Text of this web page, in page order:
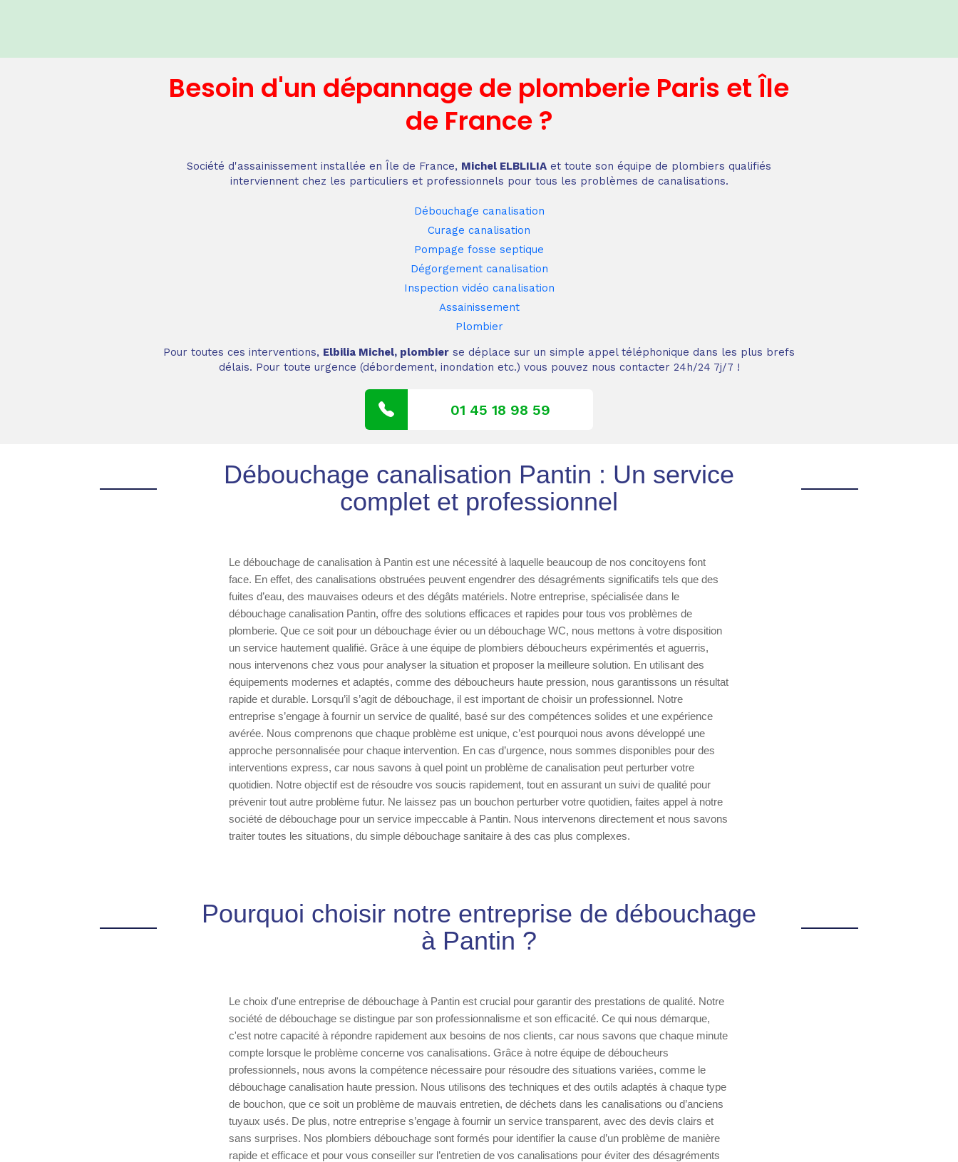
Besoin d'un dépannagede plomberie Paris et Île
de France?
Société d'assainissement installée en Île de France, Michel ELBLILIA et toute son équipe de plombiers qualifiés
interviennent chez les particuliers et professionnels pour tous les problèmes de canalisations.
Débouchage canalisation
Curage canalisation
Pompage fosse septique
Dégorgement canalisation
Inspection vidéo canalisation
Assainissement
Plombier
Pour toutes ces interventions, Elbilia Michel, plombier se déplace sur un simple appel téléphonique dans les plus brefs
délais. Pour toute urgence (débordement, inondation etc.) vous pouvez nous contacter 24h/24 7j/7 !
01 45 18 98 59
Débouchage canalisation Pantin : Un service
complet et professionnel
Le débouchage de canalisation à Pantin est une nécessité à laquelle beaucoup de nos concitoyens font
face. En effet, des canalisations obstruées peuvent engendrer des désagréments significatifs tels que des
fuites d’eau, des mauvaises odeurs et des dégâts matériels. Notre entreprise, spécialisée dans le
débouchage canalisation Pantin, offre des solutions efficaces et rapides pour tous vos problèmes de
plomberie. Que ce soit pour un débouchage évier ou un débouchage WC, nous mettons à votre disposition
un service hautement qualifié. Grâce à une équipe de plombiers déboucheurs expérimentés et aguerris,
nous intervenons chez vous pour analyser la situation et proposer la meilleure solution. En utilisant des
équipements modernes et adaptés, comme des déboucheurs haute pression, nous garantissons un résultat
rapide et durable. Lorsqu’il s’agit de débouchage, il est important de choisir un professionnel. Notre
entreprise s’engage à fournir un service de qualité, basé sur des compétences solides et une expérience
avérée. Nous comprenons que chaque problème est unique, c’est pourquoi nous avons développé une
approche personnalisée pour chaque intervention. En cas d’urgence, nous sommes disponibles pour des
interventions express, car nous savons à quel point un problème de canalisation peut perturber votre
quotidien. Notre objectif est de résoudre vos soucis rapidement, tout en assurant un suivi de qualité pour
prévenir tout autre problème futur. Ne laissez pas un bouchon perturber votre quotidien, faites appel à notre
société de débouchage pour un service impeccable à Pantin. Nous intervenons directement et nous savons
traiter toutes les situations, du simple débouchage sanitaire à des cas plus complexes.
Pourquoi choisir notre entreprise de débouchage
à Pantin ?
Le choix d'une entreprise de débouchage à Pantin est crucial pour garantir des prestations de qualité. Notre
société de débouchage se distingue par son professionnalisme et son efficacité. Ce qui nous démarque,
c'est notre capacité à répondre rapidement aux besoins de nos clients, car nous savons que chaque minute
compte lorsque le problème concerne vos canalisations. Grâce à notre équipe de déboucheurs
professionnels, nous avons la compétence nécessaire pour résoudre des situations variées, comme le
débouchage canalisation haute pression. Nous utilisons des techniques et des outils adaptés à chaque type
de bouchon, que ce soit un problème de mauvais entretien, de déchets dans les canalisations ou d’anciens
tuyaux usés. De plus, notre entreprise s’engage à fournir un service transparent, avec des devis clairs et
sans surprises. Nos plombiers débouchage sont formés pour identifier la cause d’un problème de manière
rapide et efficace et pour vous conseiller sur l’entretien de vos canalisations pour éviter des désagréments